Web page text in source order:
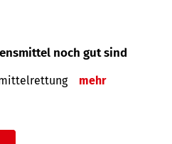
noch gut sind
mehr